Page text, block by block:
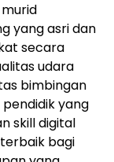
yang asri dan
secara
udara
bimbingan
yang
skill digital
bagi